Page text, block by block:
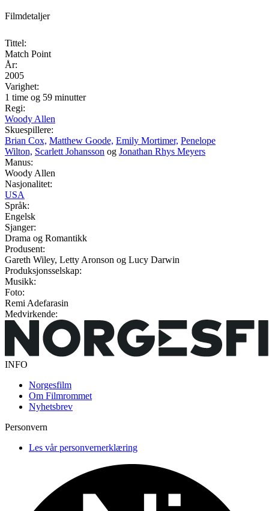
Filmdetaljer
Tittel:
Match Point
År:
2005
Varighet:
1 time og 59 minutter
Regi:
Woody Allen
Skuespillere:
Brian Cox, Matthew Goode, Emily Mortimer, Penelope
Wilton, Scarlett Johansson og Jonathan Rhys Meyers
Manus:
Woody Allen
Nasjonalitet:
USA
Språk:
Engelsk
Sjanger:
Drama og Romantikk
Produsent:
Gareth Wiley, Letty Aronson og Lucy Darwin
Produksjonsselskap:
Musikk:
Foto:
Remi Adefarasin
Medvirkende:
INFO
Norgesfilm
Om Filmrommet
Nyhetsbrev
Personvern
Les vår personvernerklæring